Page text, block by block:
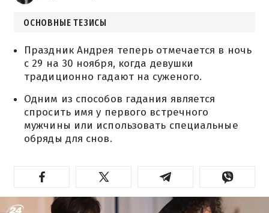
ОСНОВНЫЕ ТЕЗИСЫ
Праздник Андрея теперь отмечается в ночь
с 29 на 30 ноября, когда девушки
традиционно гадают на суженого.
Одним из способов гадания является
спросить имя у первого встречного
мужчины или использовать специальные
обряды для снов.